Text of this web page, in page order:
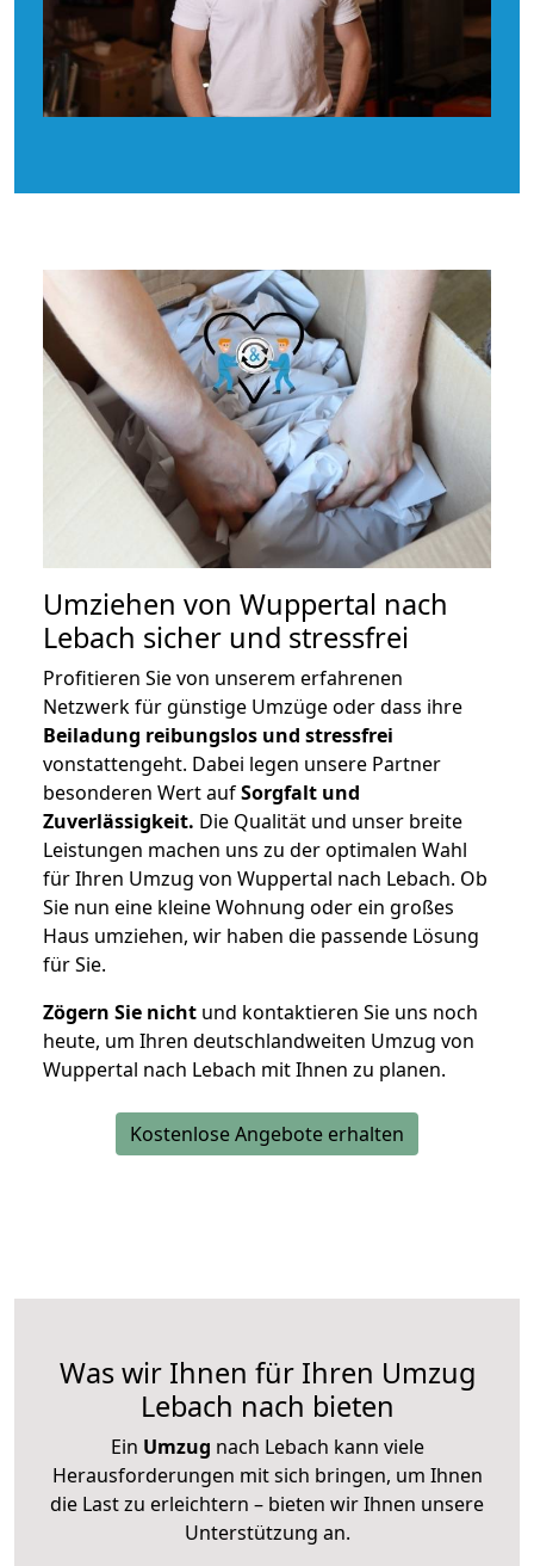
Umziehen von Wuppertal nach
Lebach sicher und stressfrei
Profitieren Sie von unserem erfahrenen
Netzwerk für günstige Umzüge oder dass ihre
Beiladung reibungslos und stressfrei
vonstattengeht. Dabei legen unsere Partner
besonderen Wert aufSorgfalt und
Zuverlässigkeit. Die Qualität und unser breite
Leistungen machen uns zu der optimalen Wahl
für Ihren Umzug von Wuppertal nach Lebach. Ob
Sie nun eine kleine Wohnung oder ein großes
Haus umziehen, wir haben die passende Lösung
für Sie.
Zögern Sie nicht und kontaktieren Sie uns noch
heute, um Ihren deutschlandweiten Umzug von
Wuppertal nach Lebach mit Ihnen zu planen.
Kostenlose Angebote erhalten
Was wir Ihnen für Ihren Umzug
Lebach nach bieten
Ein Umzug nach Lebach kann viele
Herausforderungen mit sich bringen, um Ihnen
die Last zu erleichtern – bieten wir Ihnen unsere
Unterstützung an.